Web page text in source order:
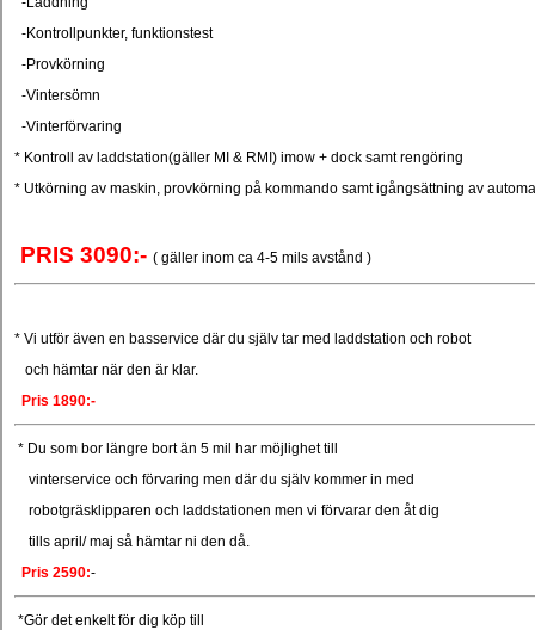
-Kontrollpunkter, funktionstest
-Provkörning
-Vintersömn
-Vinterförvaring
* Kontroll av laddstation(gäller MI & RMI) imow + dock samt rengöring
* Utkörning av maskin, provkörning på kommando samt igångsättning av
PRIS 3090:- ( gäller inom ca 4-5 mils avstånd )
* Vi utför även en basservice där du själv tar med laddstation och robot
och hämtar när den är klar.
Pris 1890:-
* Du som bor längre bort än 5 mil har möjlighet till
vinterservice och förvaring men där du själv kommer in med
robotgräsklipparen och laddstationen men vi förvarar den åt dig
tills april/ maj så hämtar ni den då.
Pris 2590:-
*Gör det enkelt för dig köp till